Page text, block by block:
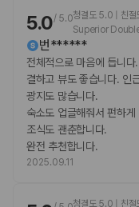
반려동물 동반 불가
5.0/ 5.0청결도 5.0 | 친
Superior
번******
전체적으로 마음에 듭니
결하고 뷰도 좋습니다. 인
광지도 많습니다.
숙소도 업글해줘서 펀하게
조식도 괜춘합니다.
완전 추천합니다.
2025.09.11
청결도 5.0 | 친